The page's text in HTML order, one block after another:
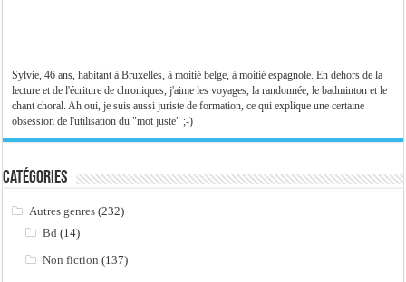
Sylvie, 46 ans, habitant à Bruxelles, à moitié belge, à moitié espagnole. En dehors de la
lecture et de l'écriture de chroniques, j'aime les voyages, la randonnée, le badminton et le
chant choral. Ah oui, je suis aussi juriste de formation, ce qui explique une certaine
obsession de l'utilisation du "mot juste" ;-)
Catégories
Autres genres (232)
Bd (14)
Non fiction (137)